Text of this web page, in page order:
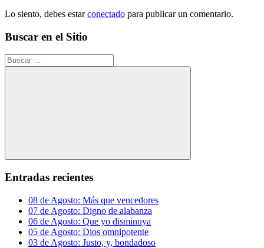
Lo siento, debes estarconectado para publicar un comentario.
Buscar en el Sitio
Buscar:
Buscar
Entradas recientes
08 de Agosto: Más que vencedores
07 de Agosto: Digno de alabanza
06 de Agosto: Que yo disminuya
05 de Agosto: Dios omnipotente
03 de Agosto: Justo, y, bondadoso